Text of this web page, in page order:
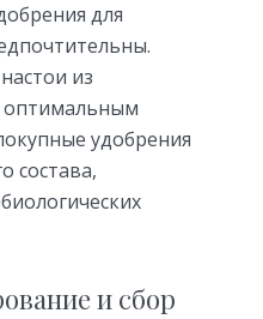
для
из
оптимальным
удобрения
состава,
и сбор